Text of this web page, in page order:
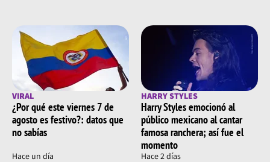
VIRAL
¿Por qué este viernes 7 de
agosto es festivo?: datos que
no sabías
Hace un día
HARRY STYLES
Harry Styles emocionó al
público mexicano al cantar
famosa ranchera; así fue el
momento
Hace 2 días